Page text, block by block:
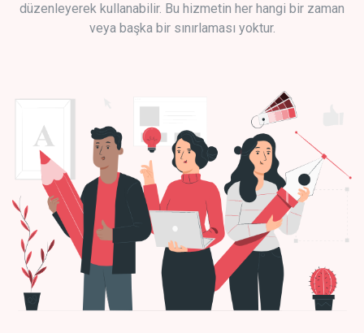
düzenleyerek kullanabilir. Bu hizmetin her hangi bir zaman
veya başka bir sınırlaması yoktur.